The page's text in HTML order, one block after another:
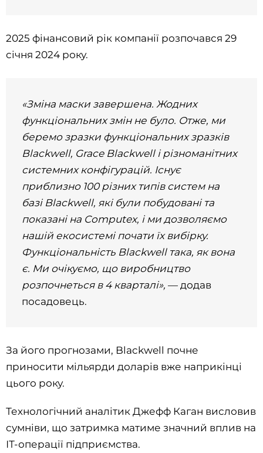
2025 фінансовий рік компанії розпочався 29
січня 2024 року.
«Зміна маски завершена. Жодних
функціональних змін не було. Отже, ми
беремо зразки функціональних зразків
Blackwell, Grace Blackwell і різноманітних
системних конфігурацій. Існує
приблизно 100 різних типів систем на
базі Blackwell, які були побудовані та
показані на Computex, і ми дозволяємо
нашій екосистемі почати їх вибірку.
Функціональність Blackwell така, як вона
є. Ми очікуємо, що виробництво
розпочнеться в 4 кварталі», — додав
посадовець.
За його прогнозами, Blackwell почне
приносити мільярди доларів вже наприкінці
цього року.
Технологічний аналітик Джефф Каган висловив
сумніви, що затримка матиме значний вплив на
ІТ-операції підприємства.